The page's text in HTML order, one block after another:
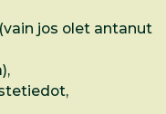
jos olet antanut